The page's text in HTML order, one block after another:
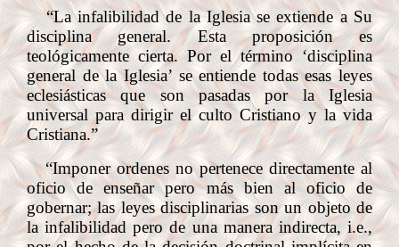
“La infalibilidad de la Iglesia se extiende a Su
disciplina general. Esta proposición es
teológicamente cierta. Por el término ‘disciplina
general de la Iglesia’ se entiende todas esas leyes
eclesiásticas que son pasadas por la Iglesia
universal para dirigir el culto Cristiano y la vida
Cristiana.”
“Imponer ordenes no pertenece directamente al
oficio de enseñar pero más bien al oficio de
gobernar; las leyes disciplinarias son un objeto de
la infalibilidad pero de una manera indirecta, i.e.,